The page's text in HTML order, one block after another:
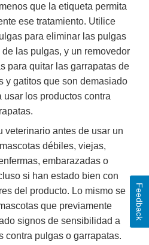
que la etiqueta permita
ese tratamiento. Utilice
para eliminar las pulgas
las pulgas, y un removedor
para quitar las garrapatas de
y gatitos que son demasiado
usar los productos contra
veterinario antes de usar un
débiles, viejas,
embarazadas o
si han estado bien con
del producto. Lo mismo se
que previamente
signos de sensibilidad a
contra pulgas o garrapatas.
Feedback